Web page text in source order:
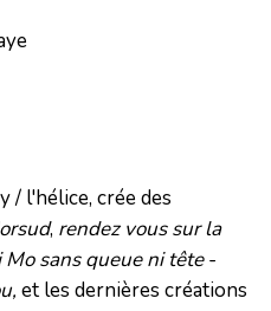
/ l'hélice, crée des
, rendez vous sur la
Mo sans queue ni tête-
et les dernières créations